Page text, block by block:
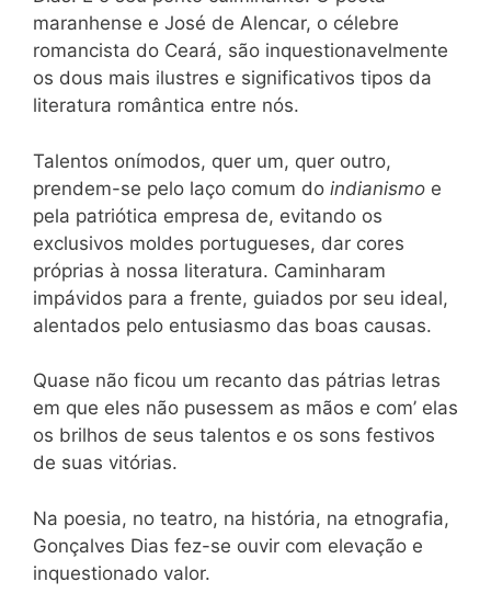
maranhense e José de Alencar, o célebre
romancista do Ceará, são inquestionavelmente
os dous mais ilustres e significativos tipos da
literatura romântica entre nós.
Talentos onímodos, quer um, quer outro,
prendem-se pelo laço comum do indianismo e
pela patriótica empresa de, evitando os
exclusivos moldes portugueses, dar cores
próprias à nossa literatura. Caminharam
impávidos para a frente, guiados por seu ideal,
alentados pelo entusiasmo das boas causas.
Quase não ficou um recanto das pátrias letras
em que eles não pusessem as mãos e com’ elas
os brilhos de seus talentos e os sons festivos
de suas vitórias.
Na poesia, no teatro, na história, na etnografia,
Gonçalves Dias fez-se ouvir com elevação e
inquestionado valor.